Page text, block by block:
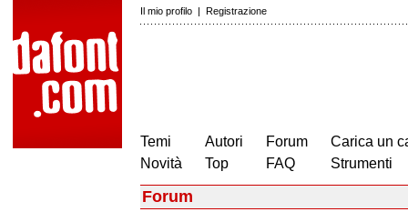
Il mio profilo | Registrazione
Temi
Novità
Autori
Top
Forum
FAQ
Carica un
Strumenti
Forum